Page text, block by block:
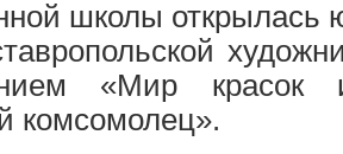
школы открылась
«Мир красок
комсомолец».